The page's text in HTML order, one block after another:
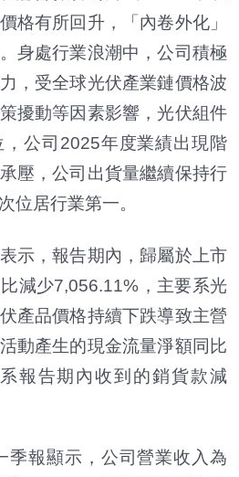
格有所回升，「內卷外化」
身處行業浪潮中，公司積極
，受全球光伏產業鏈價格波
擾動等因素影響，光伏組件
公司2025年度業績出現階
壓，公司出貨量繼續保持行
位居行業第一。
示，報告期內，歸屬於上市
減少7,056.11%，主要系光
產品價格持續下跌導致主營
動產生的現金流量淨額同比
報告期內收到的銷貨款減
報顯示，公司營業收入為